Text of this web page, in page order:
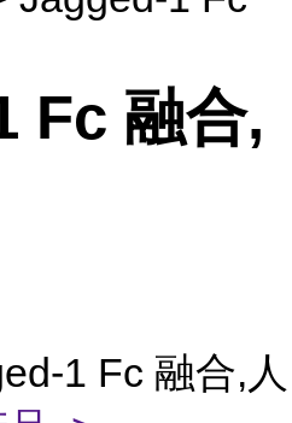
Fc 融合,
1 Fc 融合,人